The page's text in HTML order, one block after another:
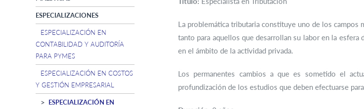
ESPECIALIZACIONES
ESPECIALIZACIÓN EN
CONTABILIDAD Y AUDITORÍA
PARA PYMES
ESPECIALIZACIÓN EN COSTOS
Y GESTIÓN EMPRESARIAL
ESPECIALIZACIÓN EN
La problemática tributaria constituye uno de los campos
tanto para aquellos que desarrollan su labor en la
en el ámbito de la actividad privada.
Los permanentes cambios a que es sometido el
profundización de los estudios que deben efectuarse